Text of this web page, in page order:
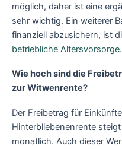
möglich, daher ist eine
sehr wichtig. Ein weiterer
finanziell abzusichern, ist
betriebliche Altersvorsorge.
Wie hoch sind die
zur Witwenrente?
Der Freibetrag für
Hinterbliebenenrente
monatlich. Auch dieser